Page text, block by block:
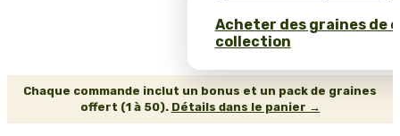
Acheter des graines de
collection
Chaque commande inclut un bonus et un pack de graines
offert (1 à 50). Détails dans le panier →